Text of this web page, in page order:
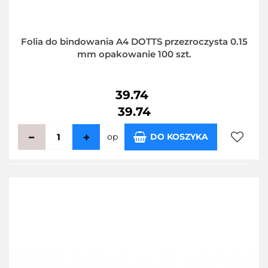
Folia do bindowania A4 DOTTS przezroczysta 0.15
mm opakowanie 100 szt.
39.74
39.74
op DO KOSZYKA